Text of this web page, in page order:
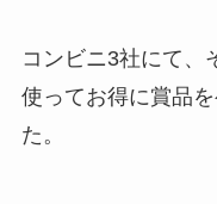
コンビニ3社にて、
使ってお得に賞品
た。